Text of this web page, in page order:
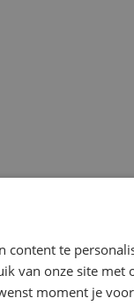
content te
van onze site met
moment je